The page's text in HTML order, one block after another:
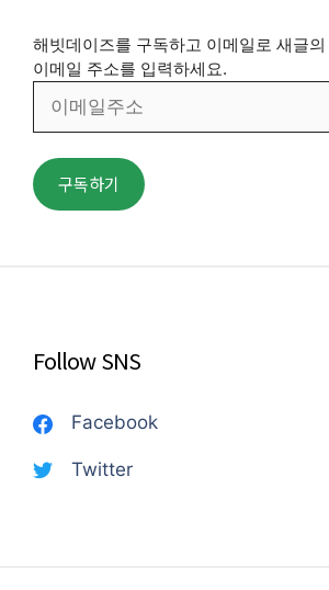
해빗데이즈를 구독하고 이메일로 새글
이메일 주소를 입력하세요.
일
주
소
구독하기
Follow SNS
Facebook
Twitter